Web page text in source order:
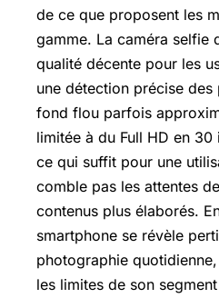
de ce que proposent les
gamme. La caméra selfie
qualité décente pour les
une détection précise
fond flou parfois
limitée à du Full HD en
ce qui suffit pour une
comble pas les attentes
contenus plus élaborés.
smartphone se révèle
photographie
les limites de son